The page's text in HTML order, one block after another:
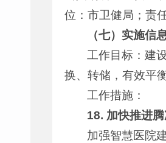
位：市卫健局；责
（七）实施信
工作目标：建
换、转储，有效平
工作措施：
18. 加快推进
加强智慧医院